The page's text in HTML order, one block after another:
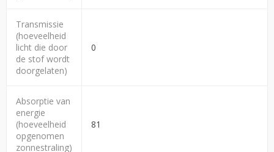
Transmissie
(hoeveelheid
licht die door
de stof wordt
doorgelaten)
0
Absorptie van
energie
(hoeveelheid
opgenomen
zonnestraling)
81